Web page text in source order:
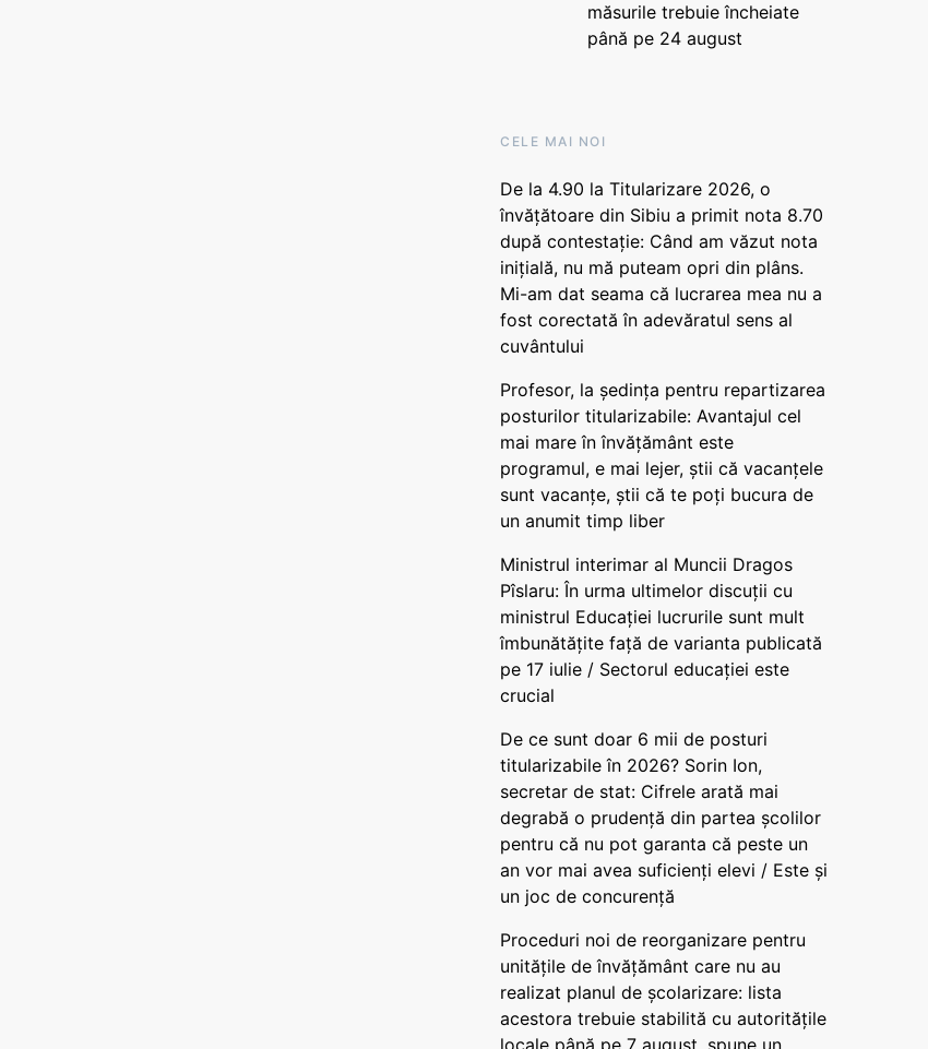
măsurile trebuie încheiate
până pe 24 august
CELE MAI NOI
De la 4.90 la Titularizare 2026, o
învățătoare din Sibiu a primit nota 8.70
după contestație: Când am văzut nota
inițială, nu mă puteam opri din plâns.
Mi-am dat seama că lucrarea mea nu a
fost corectată în adevăratul sens al
cuvântului
Profesor, la ședința pentru repartizarea
posturilor titularizabile: Avantajul cel
mai mare în învățământ este
programul, e mai lejer, știi că vacanțele
sunt vacanţe, știi că te poți bucura de
un anumit timp liber
Ministrul interimar al Muncii Dragos
Pîslaru: În urma ultimelor discuții cu
ministrul Educației lucrurile sunt mult
îmbunătățite față de varianta publicată
pe 17 iulie / Sectorul educației este
crucial
De ce sunt doar 6 mii de posturi
titularizabile în 2026? Sorin Ion,
secretar de stat: Cifrele arată mai
degrabă o prudență din partea școlilor
pentru că nu pot garanta că peste un
an vor mai avea suficienți elevi / Este și
un joc de concurență
Proceduri noi de reorganizare pentru
unitățile de învățământ care nu au
realizat planul de școlarizare: lista
acestora trebuie stabilită cu autoritățile
locale până pe 7 august, spune un